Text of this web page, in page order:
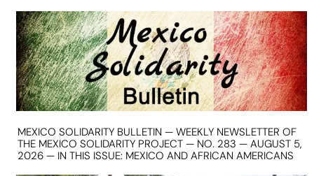
MEXICO SOLIDARITY BULLETIN — WEEKLY NEWSLETTER OF
THE MEXICO SOLIDARITY PROJECT — NO. 283 — AUGUST 5,
2026 — IN THIS ISSUE: MEXICO AND AFRICAN AMERICANS